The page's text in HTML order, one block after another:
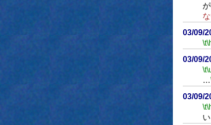
03/09/
\t
03/09/
\t
…
03/09/
\t
い